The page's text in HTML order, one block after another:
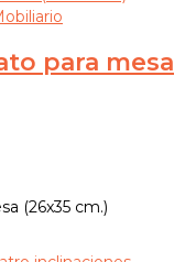
para mesa
(26x35 cm.)